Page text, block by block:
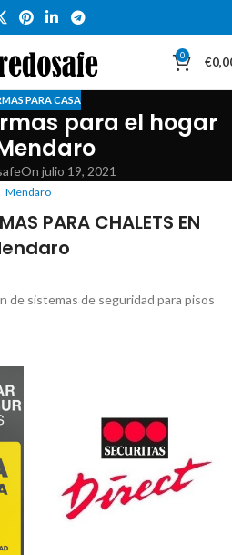
0 €
PARA CASA
para el hogar
On julio 19, 2021
Mendaro
PARA CHALETS EN
de sistemas de seguridad para pisos